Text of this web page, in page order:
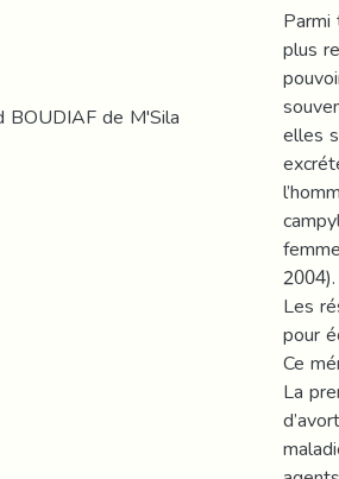
BOUDIAF de M'Sila
plus
elles
2004).
Les
pour
Ce
La